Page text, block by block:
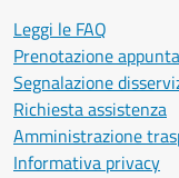
Leggi le FAQ
Prenotazione
Segnalazione
Richiesta assistenza
Amministrazione
Informativa privacy